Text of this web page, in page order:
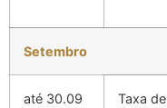
Setembro
até 30.09
Taxa de